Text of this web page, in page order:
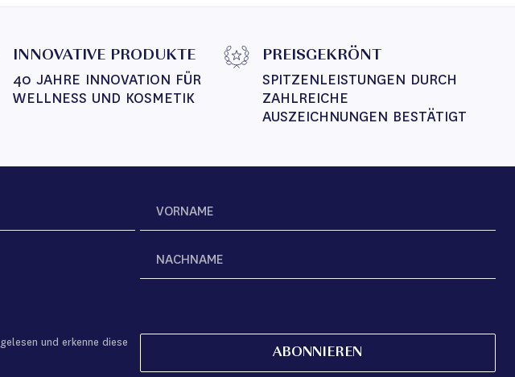
INNOVATIVE PRODUKTE
40 JAHRE INNOVATION FÜR
WELLNESS UND KOSMETIK
PREISGEKRÖNT
SPITZENLEISTUNGEN DURCH
ZAHLREICHE
AUSZEICHNUNGEN BESTÄTIGT
gelesen und erkenne diese
ABONNIEREN